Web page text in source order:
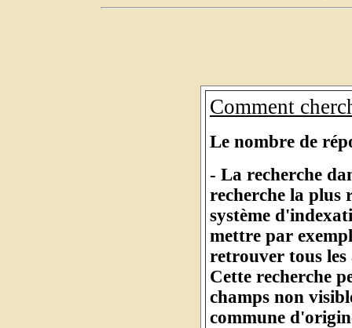
Comment
Le nombre de
- La recherche
recherche la plus
système
mettre par
retrouver tous
Cette recherche
champs non
commune